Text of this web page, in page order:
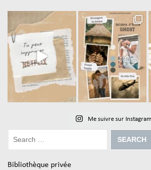
Me suivre sur Instagram
Bibliothèque privée